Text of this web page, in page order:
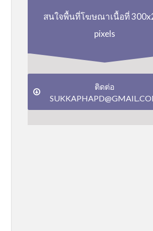
สนใจพื้นที่โฆษณาเนื้อที่
pixels
ติดต่อ